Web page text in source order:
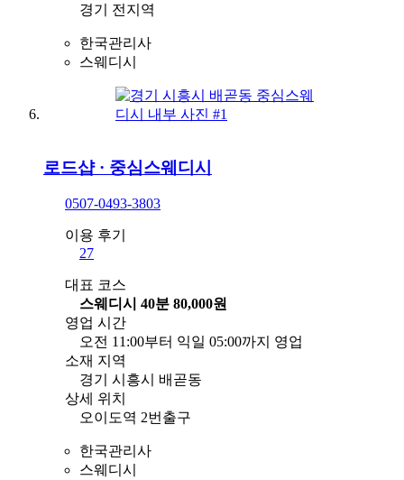
경기 전지역
한국관리사
스웨디시
로드샵 · 중심스웨디시
0507-0493-3803
이용 후기
27
대표 코스
스웨디시 40분 80,000원
영업 시간
오전 11:00부터 익일 05:00까지 영업
소재 지역
경기 시흥시 배곧동
상세 위치
오이도역 2번출구
한국관리사
스웨디시